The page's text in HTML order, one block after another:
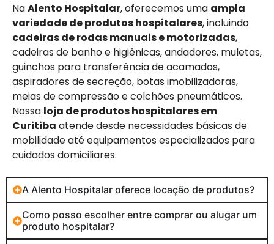
NaAlento Hospitalar, oferecemos uma ampla
variedade de produtos hospitalares, incluindo
cadeiras de rodas manuais e motorizadas,
cadeiras de banho e higiênicas, andadores, muletas,
guinchos para transferência de acamados,
aspiradores de secreção, botas imobilizadoras,
meias de compressão e colchões pneumáticos.
Nossa loja de produtos hospitalares em
Curitiba atende desde necessidades básicas de
mobilidade até equipamentos especializados para
cuidados domiciliares.
A Alento Hospitalar oferece locação de produtos?
Como posso escolher entre comprar ou alugar um
produto hospitalar?